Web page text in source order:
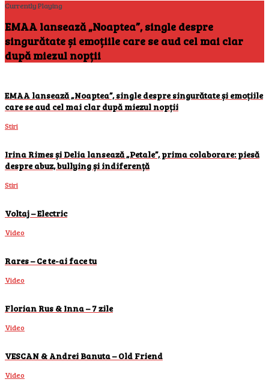
Currently Playing
EMAA lansează „Noaptea”, single despre
singurătate și emoțiile care se aud cel mai clar
după miezul nopții
EMAA lansează „Noaptea”, single despre singurătate și emoțiile
care se aud cel mai clar după miezul nopții
Stiri
Irina Rimes și Delia lansează „Petale”, prima colaborare: piesă
despre abuz, bullying și indiferență
Stiri
Voltaj – Electric
Video
Rares – Ce te-ai face tu
Video
Florian Rus & Inna – 7 zile
Video
VESCAN & Andrei Banuta – Old Friend
Video